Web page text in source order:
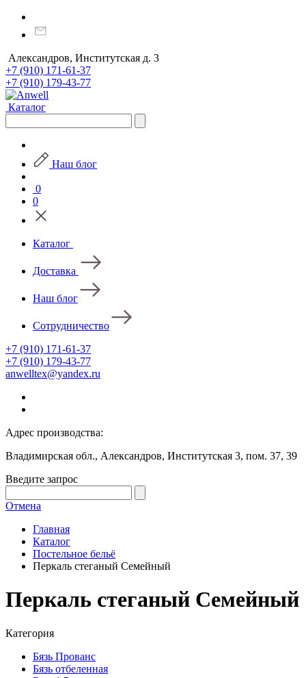
Александров, Институтская д. 3
+7 (910) 171-61-37
+7 (910) 179-43-77
Каталог
Наш блог
0
0
Каталог
Доставка
Наш блог
Сотрудничество
+7 (910) 171-61-37
+7 (910) 179-43-77
anwelltex@yandex.ru
Адрес производства:
Владимирская обл., Александров, Институтская 3, пом. 37, 39
Введите запрос
Отмена
Главная
Каталог
Постельное бельё
Перкаль стеганый Семейный
Перкаль стеганый Семейный
Категория
Бязь Прованс
Бязь отбеленная